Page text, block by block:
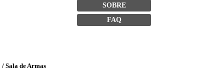
SOBRE
FAQ
/ Sala de Armas